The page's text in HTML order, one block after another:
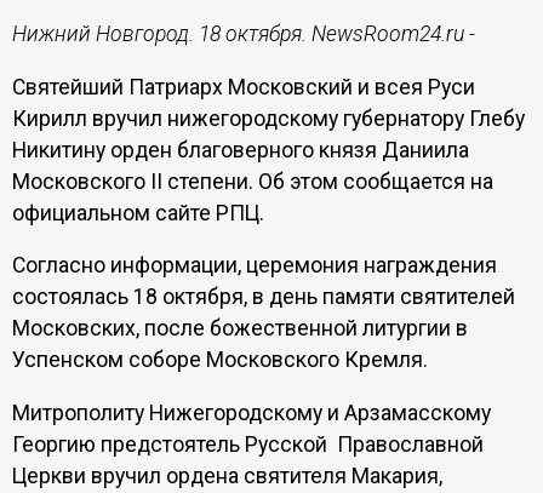
Нижний Новгород. 18 октября. NewsRoom24.ru -
Святейший Патриарх Московский и всея Руси
Кирилл вручил нижегородскому губернатору Глебу
Никитину орден благоверного князя Даниила
Московского II степени. Об этом сообщается на
официальном сайте РПЦ.
Согласно информации, церемония награждения
состоялась 18 октября, в день памяти святителей
Московских, после божественной литургии в
Успенском соборе Московского Кремля.
Митрополиту Нижегородскому и Арзамасскому
Георгию предстоятель Русской Православной
Церкви вручил ордена святителя Макария,